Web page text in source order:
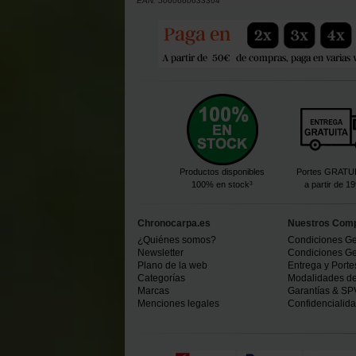
Productos disponibles
100% en stock³
Portes
a partir de
Chronocarpa.es
¿Quiénes somos?
Newsletter
Plano de la web
Categorías
Marcas
Menciones legales
Nuestros
Condiciones
Condiciones
Entrega y
Modalidades
Garantías &